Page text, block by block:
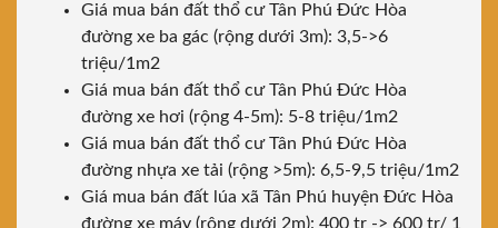
Giá mua bán đất thổ cư Tân Phú Đức Hòa
đường xe ba gác (rộng dưới 3m): 3,5->6
triệu/1m2
Giá mua bán đất thổ cư Tân Phú Đức Hòa
đường xe hơi (rộng 4-5m): 5-8 triệu/1m2
Giá mua bán đất thổ cư Tân Phú Đức Hòa
đường nhựa xe tải (rộng >5m): 6,5-9,5 triệu/1m2
Giá mua bán đất lúa xã Tân Phú huyện Đức Hòa
đường xe máy (rộng dưới 2m): 400 tr -> 600 tr/ 1